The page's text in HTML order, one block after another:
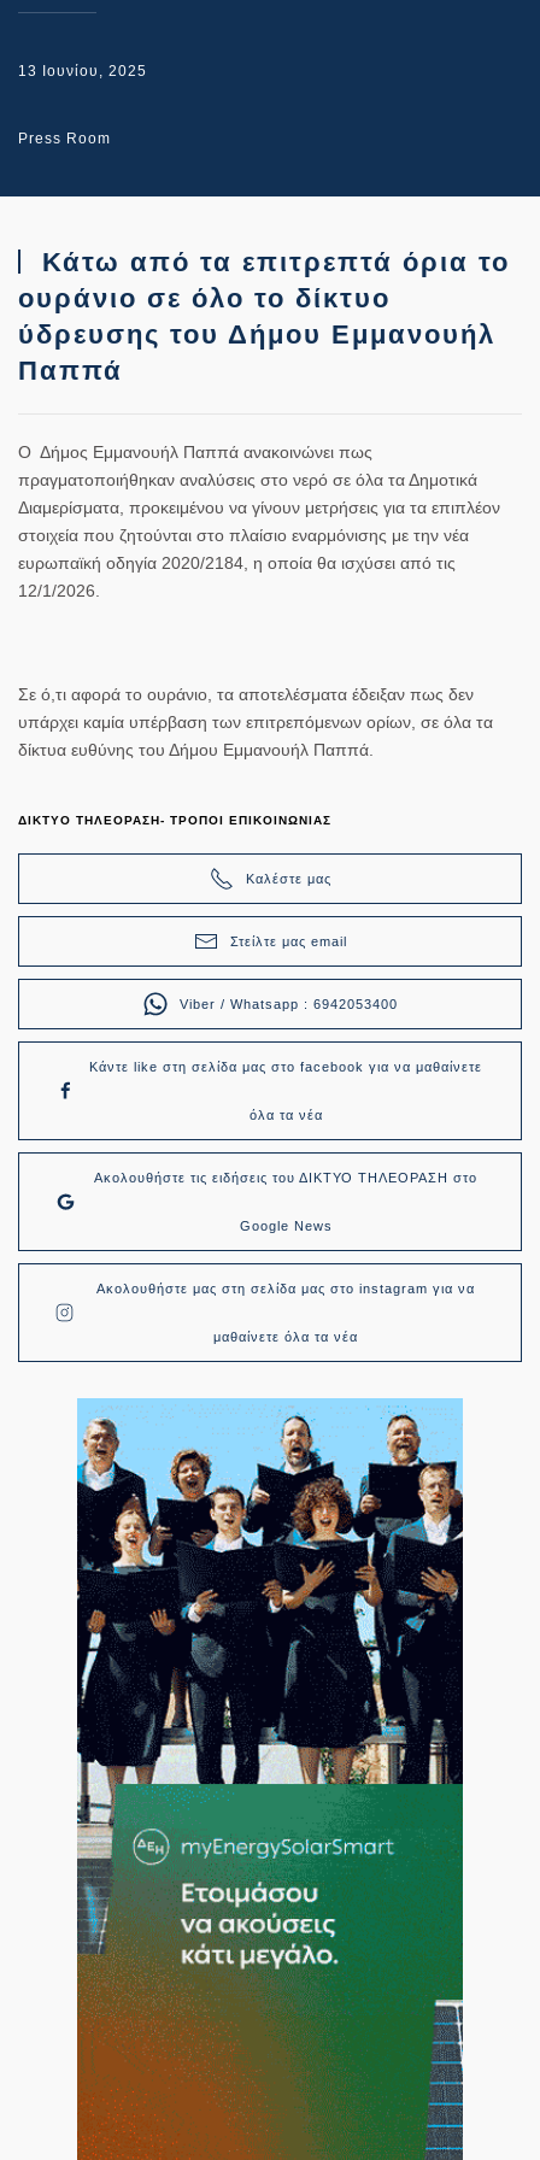
13 Ιουνίου, 2025
Press Room
Κάτω από τα επιτρεπτά όρια το
ουράνιο σε όλο το δίκτυο
ύδρευσης του Δήμου Εμμανουήλ
Παππά
Ο Δήμος Εμμανουήλ Παππά ανακοινώνει πως
πραγματοποιήθηκαν αναλύσεις στο νερό σε όλα τα Δημοτικά
Διαμερίσματα, προκειμένου να γίνουν μετρήσεις για τα επιπλέον
στοιχεία που ζητούνται στο πλαίσιο εναρμόνισης με την νέα
ευρωπαϊκή οδηγία 2020/2184, η οποία θα ισχύσει από τις
12/1/2026.
Σε ό,τι αφορά το ουράνιο, τα αποτελέσματα έδειξαν πως δεν
υπάρχει καμία υπέρβαση των επιτρεπόμενων ορίων , σε όλα τα
δίκτυα ευθύνης του Δήμου Εμμανουήλ Παππά.
ΔΙΚΤΥΟ ΤΗΛΕΟΡΑΣΗ- ΤΡΟΠΟΙ ΕΠΙΚΟΙΝΩΝΙΑΣ
Καλέστε μας
Στείλτε μας email
Viber / Whatsapp : 6942053400
Κάντε like στη σελίδα μας στο facebook για να μαθαίνετε
όλα τα νέα
Ακολουθήστε τις ειδήσεις του ΔΙΚΤΥΟ ΤΗΛΕΟΡΑΣΗ στο
Google News
Ακολουθήστε μας στη σελίδα μας στο instagram για να
μαθαίνετε όλα τα νέα